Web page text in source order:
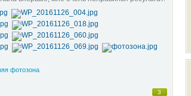
фотозона
3